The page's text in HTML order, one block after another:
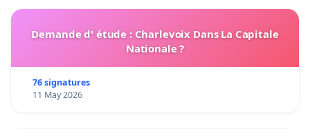
Demande d' étude : Charlevoix Dans La Capitale
Nationale ?
76 signatures
11 May 2026